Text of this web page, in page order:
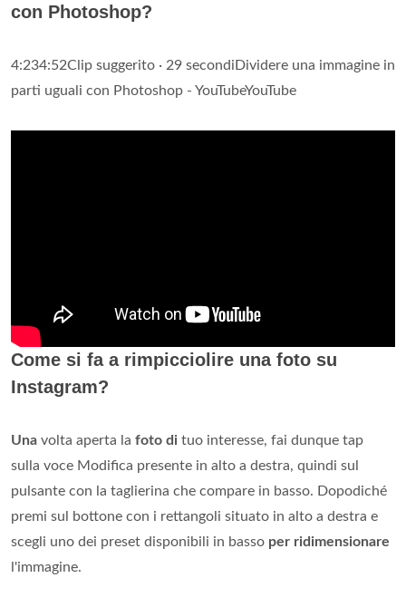
con Photoshop?
4:234:52Clip suggerito · 29 secondiDividere una immagine in
parti uguali con Photoshop - YouTubeYouTube
Come si fa a rimpicciolire una foto su
Instagram?
Una volta aperta la foto di tuo interesse, fai dunque tap
sulla voce Modifica presente in alto a destra, quindi sul
pulsante con la taglierina che compare in basso. Dopodiché
premi sul bottone con i rettangoli situato in alto a destra e
scegli uno dei preset disponibili in basso per ridimensionare
l'immagine.